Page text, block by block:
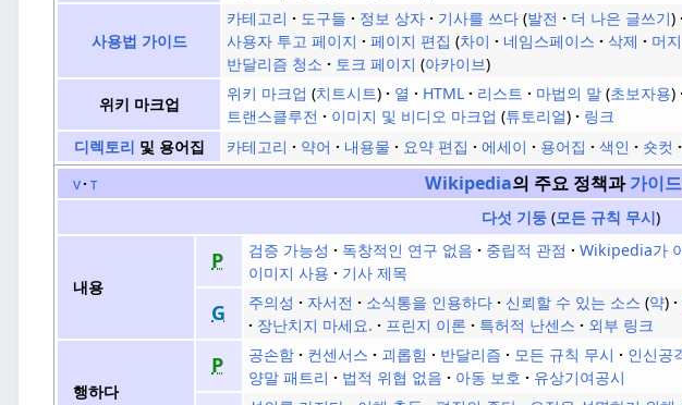
사용법 가이드
카테고리 도구들 정보 상자 기사를 쓰다 발전 더 나은 글쓰기
사용자 투고 페이지
페이지 편집 차이 네임스페이스 삭제 머지
반달리즘 청소
토크 페이지 아카이브
위키 마크업
위키 마크업 치트시트 열 HTML 리스트 마법의 말 초보자용
트랜스클루전
이미지 및 비디오 마크업 튜토리얼
링크
디렉토리 및 용어집 카테고리 약어 내용물 요약 편집 에세이 용어집 색인 숏컷
v t Wikipedia의 주요 정책과가이
다섯 기둥 모든 규칙 무시
내용
P 검증 가능성 독창적인 연구 없음 중립적 관점 Wikipedia가
이미지 사용
기사 제목
G 주의성 자서전 소식통을 인용하다 신뢰할 수 있는 소스 약
장난치지 마세요.
프린지 이론 특허적 난센스 외부 링크
행하다
P 공손함 컨센서스 괴롭힘 반달리즘 모든 규칙 무시 인신공
양말 패트리
법적 위협 없음 아동 보호 유상기여공시